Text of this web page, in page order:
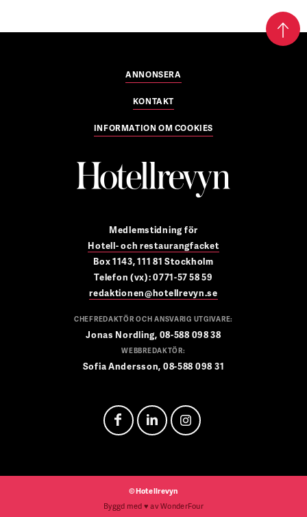
ANNONSERA
KONTAKT
INFORMATION OM COOKIES
Medlemstidning för
Hotell- och restaurangfacket
Box 1143, 111 81 Stockholm
Telefon (vx): 0771-57 58 59
redaktionen@hotellrevyn.se
CHEFREDAKTÖR OCH ANSVARIG UTGIVARE:
Jonas Nordling, 08-588 098 38
WEBBREDAKTÖR:
Sofia Andersson, 08-588 098 31
©Hotellrevyn
Byggd med ♥ avWonderFour